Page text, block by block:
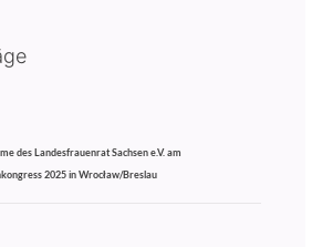
des Landesfrauenrat Sachsen e.V. am
2025 in Wrocław/Breslau